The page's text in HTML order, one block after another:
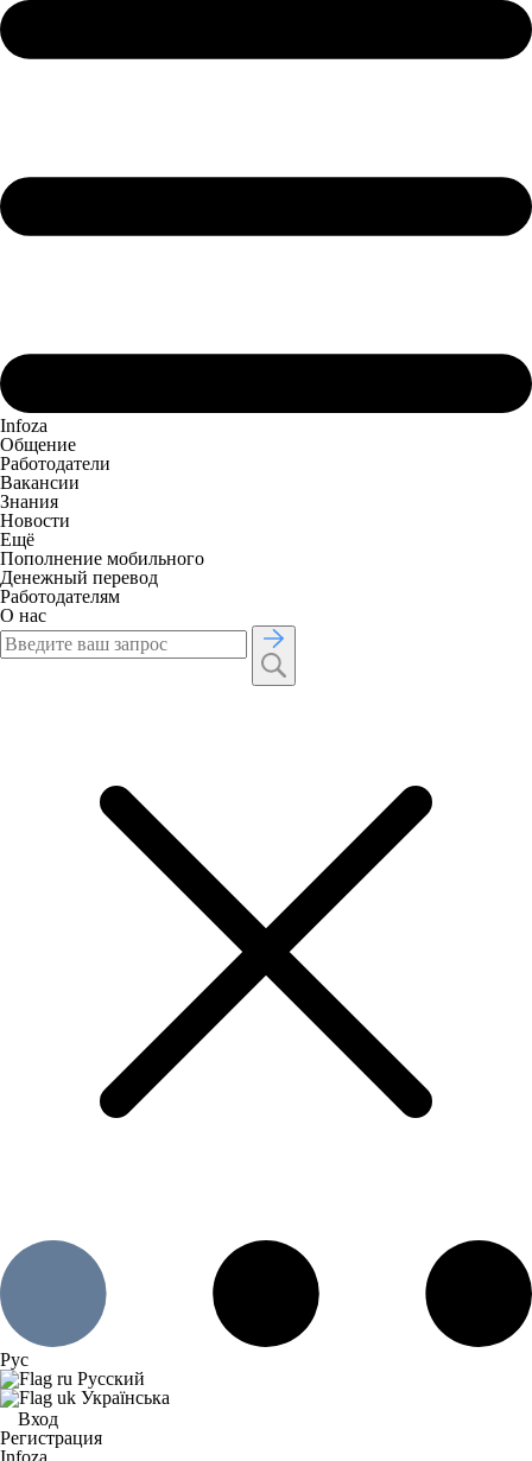
Infoza
Общение
Работодатели
Вакансии
Знания
Новости
Ещё
Пополнение мобильного
Денежный перевод
Работодателям
О нас
Рус
Русский
Українська
Вход
Регистрация
Infoza